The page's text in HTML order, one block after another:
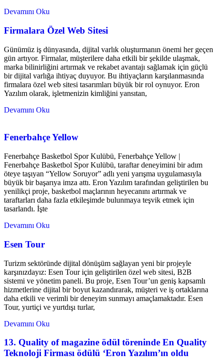
Devamını Oku
Firmalara Özel Web Sitesi
Günümüz iş dünyasında, dijital varlık oluşturmanın önemi her geçen
gün artıyor. Firmalar, müşterilere daha etkili bir şekilde ulaşmak,
marka bilinirliğini artırmak ve rekabet avantajı sağlamak için güçlü
bir dijital varlığa ihtiyaç duyuyor. Bu ihtiyaçların karşılanmasında
firmalara özel web sitesi tasarımları büyük bir rol oynuyor. Eron
Yazılım olarak, işletmenizin kimliğini yansıtan,
Devamını Oku
Fenerbahçe Yellow
Fenerbahçe Basketbol Spor Kulübü, Fenerbahçe Yellow |
Fenerbahçe Basketbol Spor Kulübü, taraftar deneyimini bir adım
öteye taşıyan “Yellow Soruyor” adlı yeni yarışma uygulamasıyla
büyük bir başarıya imza attı. Eron Yazılım tarafından geliştirilen bu
yenilikçi proje, basketbol maçlarının heyecanını artırmak ve
taraftarları daha fazla etkileşimde bulunmaya teşvik etmek için
tasarlandı. İşte
Devamını Oku
Esen Tour
Turizm sektöründe dijital dönüşüm sağlayan yeni bir projeyle
karşınızdayız: Esen Tour için geliştirilen özel web sitesi, B2B
sistemi ve yönetim paneli. Bu proje, Esen Tour’un geniş kapsamlı
hizmetlerine dijital bir boyut kazandırarak, müşteri ve iş ortaklarına
daha etkili ve verimli bir deneyim sunmayı amaçlamaktadır. Esen
Tour, yurtiçi ve yurtdışı turlar,
Devamını Oku
13. Quality of magazine ödül töreninde En Quality
Teknoloji Firması ödülü ‘Eron Yazılım’ın oldu